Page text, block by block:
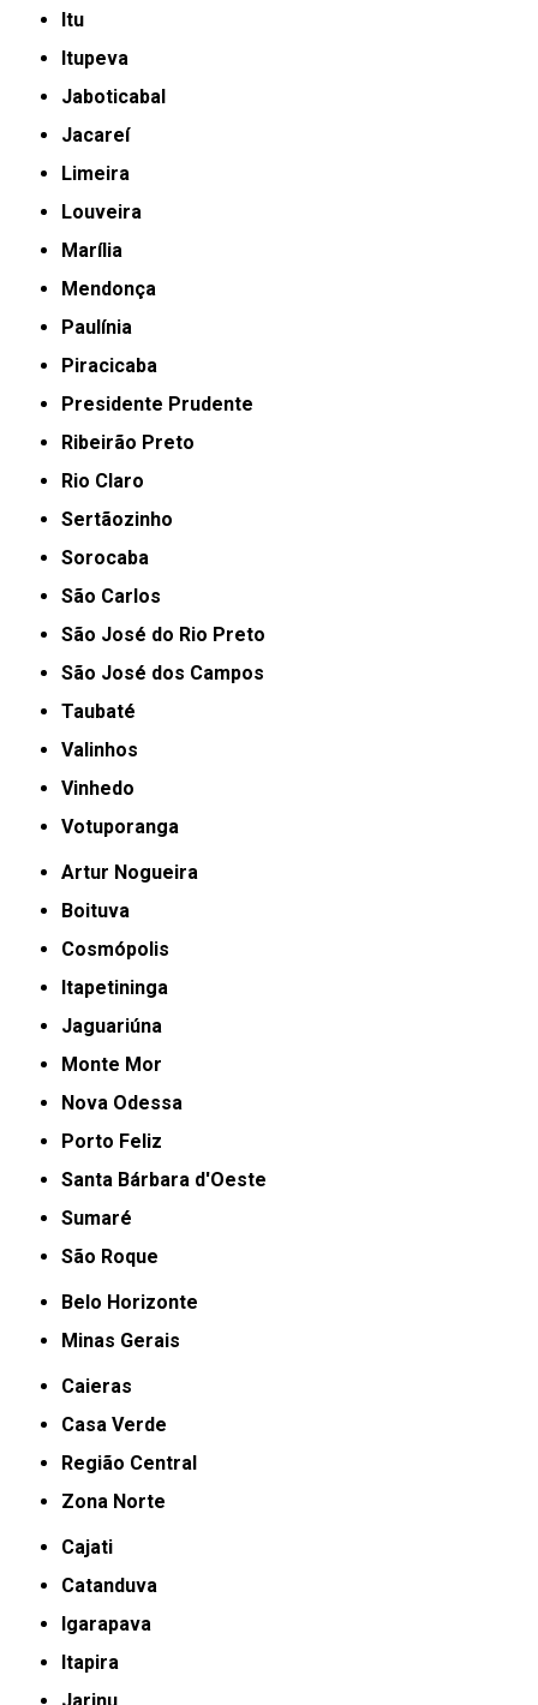
Itu
Itupeva
Jaboticabal
Jacareí
Limeira
Louveira
Marília
Mendonça
Paulínia
Piracicaba
Presidente Prudente
Ribeirão Preto
Rio Claro
Sertãozinho
Sorocaba
São Carlos
São José do Rio Preto
São José dos Campos
Taubaté
Valinhos
Vinhedo
Votuporanga
Artur Nogueira
Boituva
Cosmópolis
Itapetininga
Jaguariúna
Monte Mor
Nova Odessa
Porto Feliz
Santa Bárbara d'Oeste
Sumaré
São Roque
Belo Horizonte
Minas Gerais
Caieras
Casa Verde
Região Central
Zona Norte
Cajati
Catanduva
Igarapava
Itapira
Jarinu